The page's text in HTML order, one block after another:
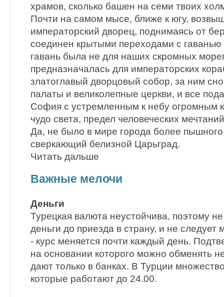
храмов, сколько башен на семи твоих
Почти на самом мысе, ближе к югу,
императорский дворец, поднимаясь от
соединен крытыми переходами с гаванью
гавань была не для наших скромных
предназначалась для императорских
златоглавый дворцовый собор, за ним
палаты и великолепные церкви, и все
София с устремленным к небу огромным
чудо света, предел человеческих
Да, не было в мире города более
сверкающий белизной Царьград.
Читать дальше
Важные мелочи
Деньги
Турецкая валюта неустойчива, поэтому
деньги до приезда в страну, и не следует
- курс меняется почти каждый день.
на основании которого можно обменять
дают только в банках. В Турции
которые работают до 24.00.